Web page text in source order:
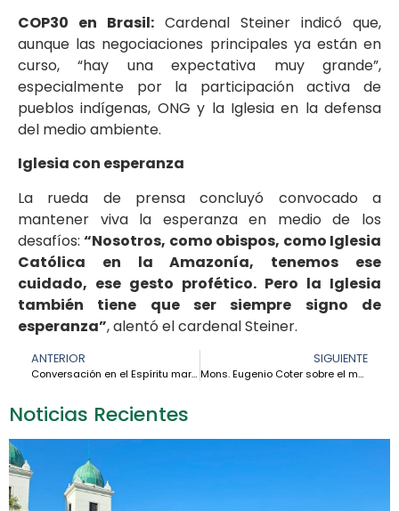
Noticias Recientes
COP30 en Brasil: Cardenal Steiner indicó que,
aunque las negociaciones principales ya están en
curso, “hay una expectativa muy grande”,
especialmente por la participación activa de
pueblos indígenas, ONG y la Iglesia en la defensa
del medio ambiente.
Iglesia con esperanza
La rueda de prensa concluyó convocado a
mantener viva la esperanza en medio de los
desafíos:“Nosotros, como obispos, como Iglesia
Católica en la Amazonía, tenemos ese
cuidado, ese gesto profético. Pero la Iglesia
también tiene que ser siempre signo de
esperanza”, alentó el cardenal Steiner.
ANTERIOR
Conversación en el Espíritu marca la segunda jornada del Encuentro de Obispos de la Amazonía
SIGUIENTE
Mons. Eugenio Coter sobre el mensaje del Papa León XIV: “Nos invita a renovar con fuerza la evangelización en la Amazonía”